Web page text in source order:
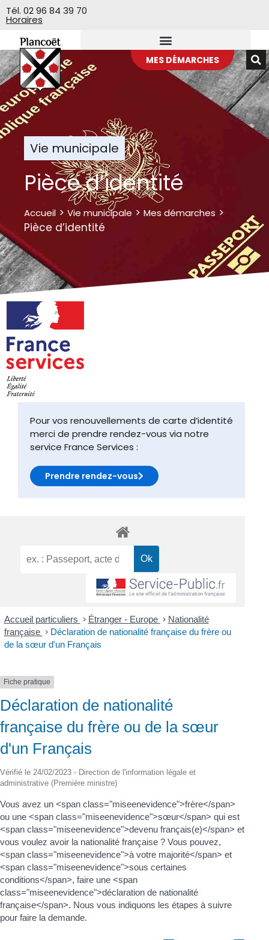
Veuillez
noter
site
Web
comprend
un
système
d'accessibilité.
Tél. 02 96 84 39 70
Horaires
MES DÉMARCHES
Vie municipale
Pièce d’identité
Accueil > Vie municipale > Mes démarches >
Pièce d’identité
Pour vos renouvellements de carte d’identité
merci de prendre rendez-vous via notre
service France Services :
Prendre rendez-vous
Accueil particuliers > Étranger - Europe > Nationalité
française > Déclaration de nationalité française du frère ou
de la sœur d'un Français
Fiche pratique
Déclaration de nationalité
française du frère ou de la sœur
d'un Français
Vérifié le 24/02/2023 - Direction de l'information légale et
administrative (Première ministre)
Vous avez un <span class="miseenevidence">frère</span>
ou une <span class="miseenevidence">sœur</span> qui est
<span class="miseenevidence">devenu français(e)</span> et
vous voulez avoir la nationalité française ? Vous pouvez,
<span class="miseenevidence">à votre majorité</span> et
<span class="miseenevidence">sous certaines
conditions</span>, faire une <span
class="miseenevidence">déclaration de nationalité
française</span>. Nous vous indiquons les étapes à suivre
pour faire la demande.